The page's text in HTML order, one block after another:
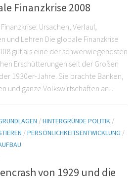
Finanzkrise 2008
Ursachen, Verlauf,
und Lehren Die globale Finanzkrise
gilt als eine der schwerwiegendsten
Erschütterungen seit der Großen
1930er-Jahre. Sie brachte Banken,
und ganze Volkswirtschaften an...
/HINTERGRÜNDE POLITIK /
/PERSÖNLICHKEITSENTWICKLUNG /
von 1929 und die